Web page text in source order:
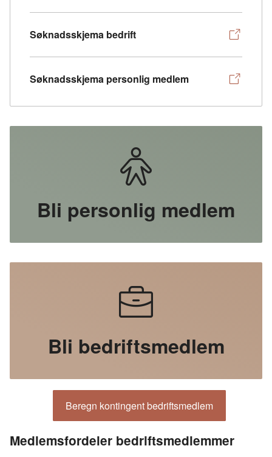
Søknadsskjema bedrift
Søknadsskjema personlig medlem
Bli personlig medlem
Bli bedriftsmedlem
Beregn kontingent bedriftsmedlem
Medlemsfordeler bedriftsmedlemmer